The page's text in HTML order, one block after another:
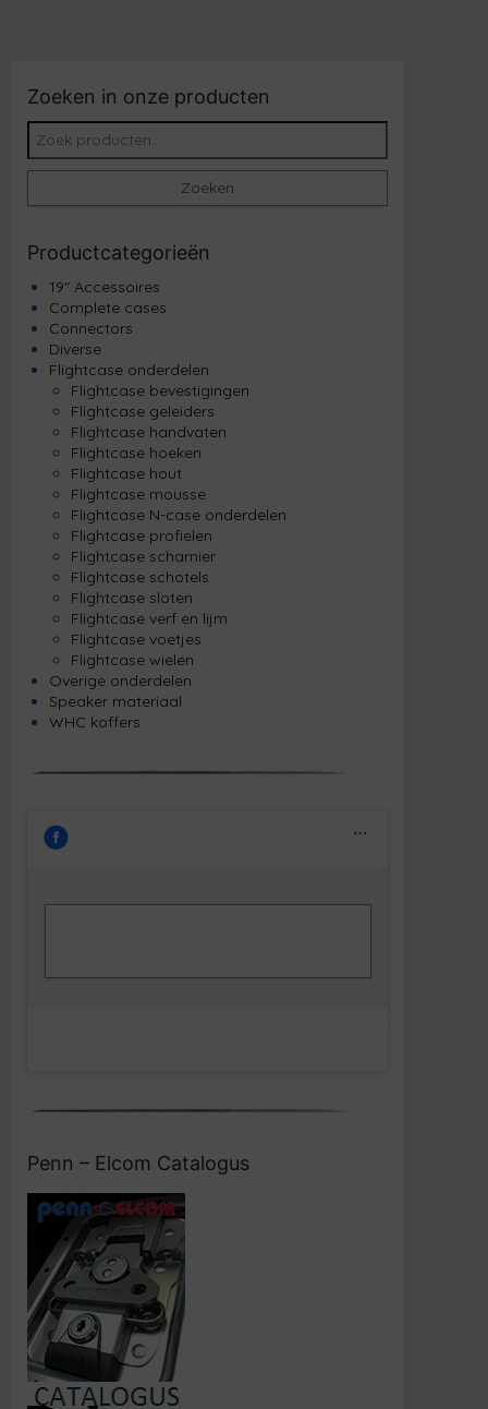
Zoeken in onze producten
Zoeken naar:
Zoeken
Productcategorieën
19" Accessoires
Complete cases
Connectors
Diverse
Flightcase onderdelen
Flightcase bevestigingen
Flightcase geleiders
Flightcase handvaten
Flightcase hoeken
Flightcase hout
Flightcase mousse
Flightcase N-case onderdelen
Flightcase profielen
Flightcase scharnier
Flightcase schotels
Flightcase sloten
Flightcase verf en lijm
Flightcase voetjes
Flightcase wielen
Overige onderdelen
Speaker materiaal
WHC koffers
Penn – Elcom Catalogus